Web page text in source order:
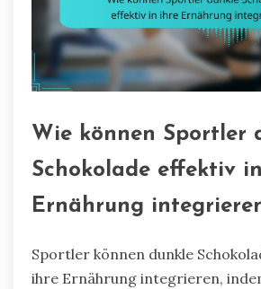
Wie können Sportler
Schokolade effektiv
Ernährung
Sportler können dunkle
ihre Ernährung integrieren,